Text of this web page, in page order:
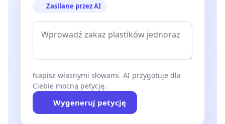
Zasilane przez AI
Napisz własnymi słowami. AI przygotuje dla
Ciebie mocną petycję.
Wygeneruj petycję